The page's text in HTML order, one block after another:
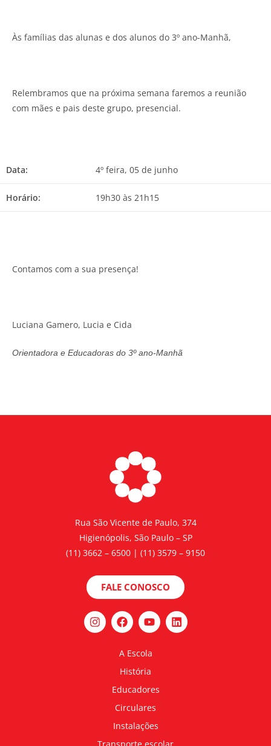
Às famílias das alunas e dos alunos do 3º ano-Manhã,
Relembramos que na próxima semana faremos a reunião
com mães e pais deste grupo, presencial.
Data: 4º feira, 05 de junho
Horário: 19h30 às 21h15
Contamos com a sua presença!
Luciana Gamero, Lucia e Cida
Orientadora e Educadoras do 3º ano-Manhã
Rua São Vicente de Paulo, 374
Higienópolis, São Paulo – SP
(11) 3662 – 6500 | (11) 3579 – 9150
FALE CONOSCO
A Escola
História
Educadores
Circulares
Instalações